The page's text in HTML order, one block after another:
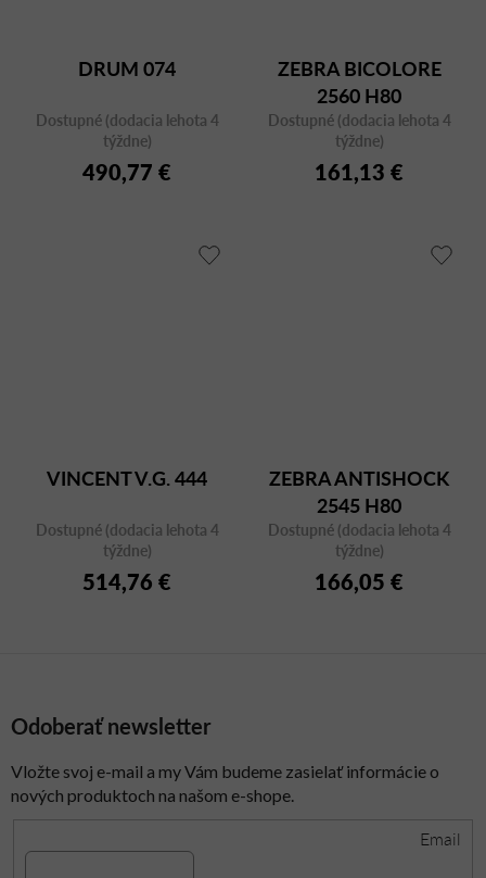
DRUM 074
Dostupné (dodacia lehota 4
týždne)
490,77 €
ZEBRA BICOLORE
2560 H80
Dostupné (dodacia lehota 4
týždne)
161,13 €
VINCENT V.G. 444
Dostupné (dodacia lehota 4
týždne)
514,76 €
ZEBRA ANTISHOCK
2545 H80
Dostupné (dodacia lehota 4
týždne)
166,05 €
Odoberať newsletter
Vložte svoj e-mail a my Vám budeme zasielať informácie o
nových produktoch na našom e-shope.
Email